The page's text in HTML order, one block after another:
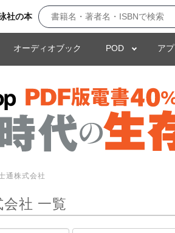
社の本
オーディオブック POD アプ
通株式会社
社 一覧